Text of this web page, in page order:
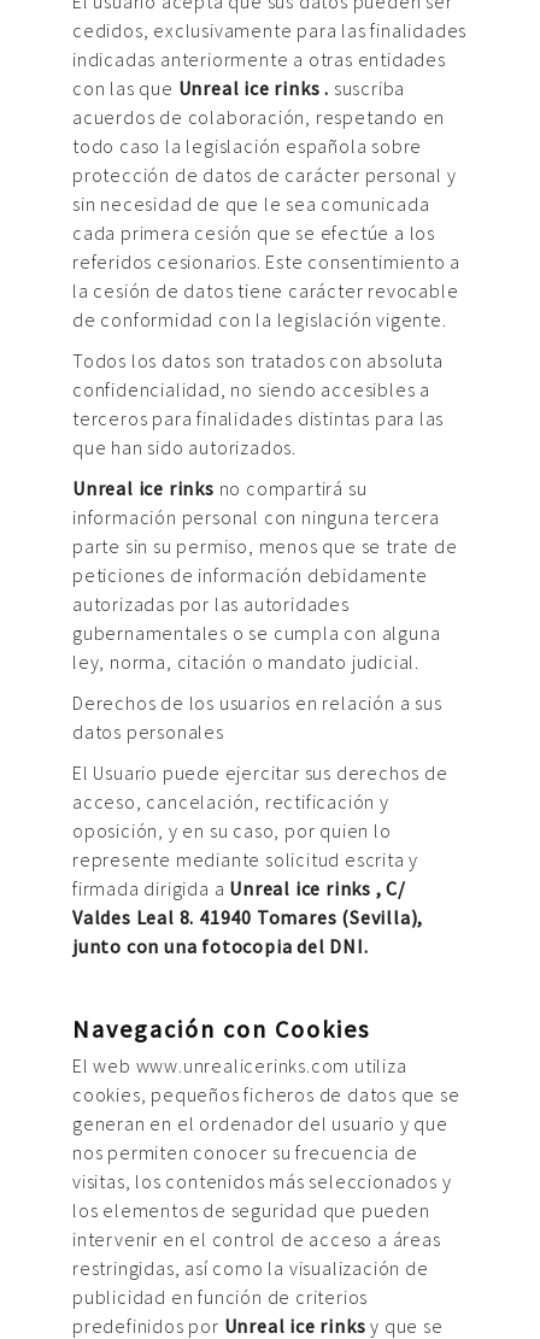
cedidos, exclusivamente para las finalidades
indicadas anteriormente a otras entidades
con las que Unreal ice rinks . suscriba
acuerdos de colaboración, respetando en
todo caso la legislación española sobre
protección de datos de carácter personal y
sin necesidad de que le sea comunicada
cada primera cesión que se efectúe a los
referidos cesionarios. Este consentimiento a
la cesión de datos tiene carácter revocable
de conformidad con la legislación vigente.
Todos los datos son tratados con absoluta
confidencialidad, no siendo accesibles a
terceros para finalidades distintas para las
que han sido autorizados.
Unreal ice rinks no compartirá su
información personal con ninguna tercera
parte sin su permiso, menos que se trate de
peticiones de información debidamente
autorizadas por las autoridades
gubernamentales o se cumpla con alguna
ley, norma, citación o mandato judicial.
Derechos de los usuarios en relación a sus
datos personales
El Usuario puede ejercitar sus derechos de
acceso, cancelación, rectificación y
oposición, y en su caso, por quien lo
represente mediante solicitud escrita y
firmada dirigida a Unreal ice rinks , C/
Valdes Leal 8. 41940 Tomares (Sevilla),
junto con una fotocopia del DNI.
Navegación con Cookies
El web www.unrealicerinks.com utiliza
cookies, pequeños ficheros de datos que se
generan en el ordenador del usuario y que
nos permiten conocer su frecuencia de
visitas, los contenidos más seleccionados y
los elementos de seguridad que pueden
intervenir en el control de acceso a áreas
restringidas, así como la visualización de
publicidad en función de criterios
predefinidos por Unreal ice rinks y que se